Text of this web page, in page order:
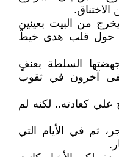
من البيت بعينين
حول قلب هدى خيطٌ
السلطة بعنفٍ
آخرون في ثقوب
علي كعادته.. لكنه لم
ثم في الأيام التي